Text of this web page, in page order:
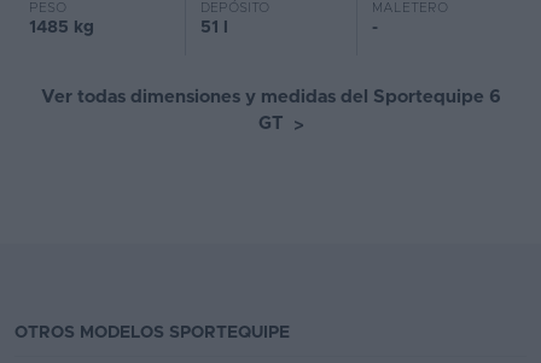
PESO
1485 kg
DEPÓSITO
51 l
MALETERO
-
Ver todas dimensiones y medidas del Sportequipe 6
GT
>
OTROS MODELOS SPORTEQUIPE